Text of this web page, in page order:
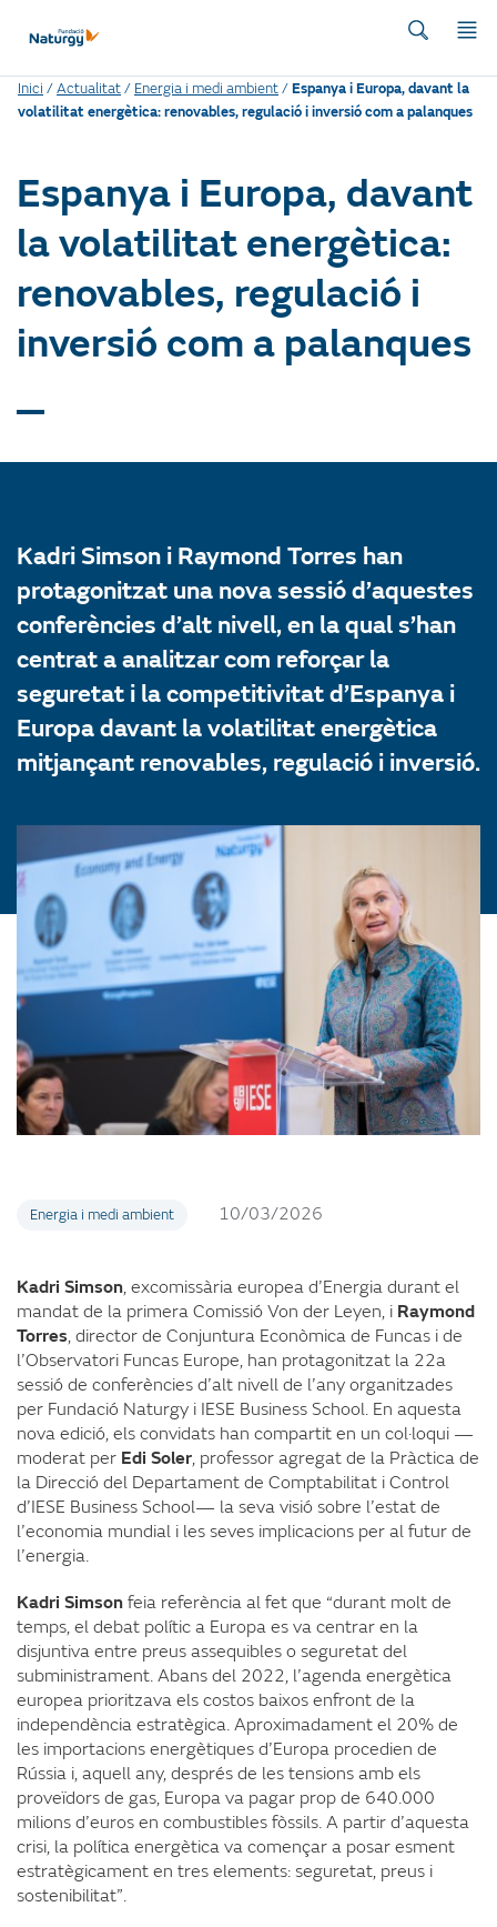
Inici /Actualitat/ Energia i medi ambient/Espanya i Europa, davant la
volatilitat energètica: renovables, regulació i inversió com a palanques
Espanya i Europa, davant
la volatilitat energètica:
renovables, regulació i
inversió com a palanques
Kadri Simson i Raymond Torres han
protagonitzat una nova sessió d’aquestes
conferències d’alt nivell, en la qual s’han
centrat a analitzar com reforçar la
seguretat i la competitivitat d’Espanya i
Europa davant la volatilitat energètica
mitjançant renovables, regulació i inversió.
Energia i medi ambient 10/03/2026
Kadri Simson, excomissària europea d’Energia durant el
mandat de la primera Comissió Von der Leyen, i Raymond
Torres, director de Conjuntura Econòmica de Funcas i de
l’Observatori Funcas Europe, han protagonitzat la 22a
sessió de conferències d’alt nivell de l’any organitzades
per Fundació Naturgy i IESE Business School. En aquesta
nova edició, els convidats han compartit en un col·loqui —
moderat per Edi Soler, professor agregat de la Pràctica de
la Direcció del Departament de Comptabilitat i Control
d’IESE Business School— la seva visió sobre l’estat de
l’economia mundial i les seves implicacions per al futur de
l’energia.
Kadri Simson feia referència al fet que “durant molt de
temps, el debat polític a Europa es va centrar en la
disjuntiva entre preus assequibles o seguretat del
subministrament. Abans del 2022, l’agenda energètica
europea prioritzava els costos baixos enfront de la
independència estratègica. Aproximadament el 20% de
les importacions energètiques d’Europa procedien de
Rússia i, aquell any, després de les tensions amb els
proveïdors de gas, Europa va pagar prop de 640.000
milions d’euros en combustibles fòssils. A partir d’aquesta
crisi, la política energètica va començar a posar esment
estratègicament en tres elements: seguretat, preus i
sostenibilitat”.